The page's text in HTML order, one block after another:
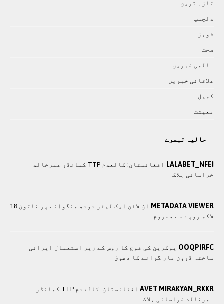
تازہ ترين
دلچسپ
شوبز
صحت
عالمی خبريں
علاقائی خبريں
کھيل
معيشت
حالیہ تبصرے
LALABET_NFEI
افغانستان: کالعدم TTP کمانڈر عمرخالد
خراسانی ہلاک
METADATA VIEWER
آن لائن ایک لیٹر دودھ منگوانے پر خاتون 18
لاکھ روپے سے محروم
OOQPIRFC یوکرین کی فوج کا روس کے زیر استعمال ایرانی
ساختہ ڈرون مار گرانے کا دعویٰ
AVET MIRAKYAN_RKKR
افغانستان: کالعدم TTP کمانڈر
عمرخالد خراسانی ہلاک